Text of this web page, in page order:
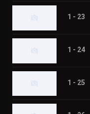
1 - 23
1 - 24
1 - 25